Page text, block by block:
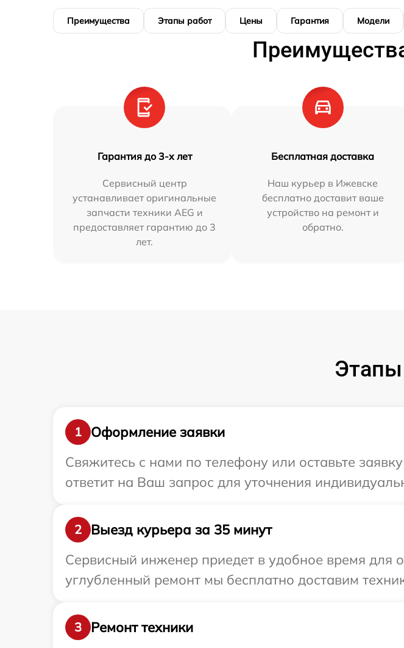
Преимущества Этапы работ Цены Гарантия Модели
Гарантия до 3-х лет
Сервисный центр
устанавливает оригинальные
запчасти техники AEG и
предоставляет гарантию до 3
лет.
Бесплатная доставка
Наш курьер в Ижевске
бесплатно доставит ваше
устройство на ремонт и
обратно.
1
Оформление заявки
Свяжитесь с нами по телефону или оставьте
ответит на Ваш запрос для уточнения
2
Выезд курьера за 35 минут
Сервисный инженер приедет в удобное время для
углубленный ремонт мы бесплатно доставим
3
Ремонт техники